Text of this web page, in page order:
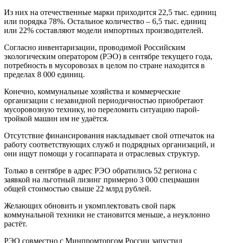
Из них на отечественные марки приходится 22,5 тыс. единиц
или порядка 78%. Остальное количество – 6,5 тыс. единиц
или 22% составляют модели импортных производителей.
Согласно инвентаризации, проводимой Российским
экологическим оператором (РЭО) в сентябре текущего года,
потребность в мусоровозах в целом по стране находится в
пределах 8 000 единиц.
Конечно, коммунальные хозяйства и коммерческие
организации с незавидной периодичностью приобретают
мусоровозную технику, но переломить ситуацию парой-
тройкой машин им не удаётся.
Отсутствие финансирования накладывает свой отпечаток на
работу соответствующих служб и подрядных организаций, и
они ищут помощи у госаппарата и отраслевых структур.
Только в сентябре в адрес РЭО обратились 52 региона с
заявкой на льготный лизинг примерно 3 000 спецмашин
общей стоимостью свыше 22 млрд рублей.
Желающих обновить и укомплектовать свой парк
коммунальной техники не становится меньше, а неуклонно
растёт.
РЭО совместно с Минпромторгом России запустил